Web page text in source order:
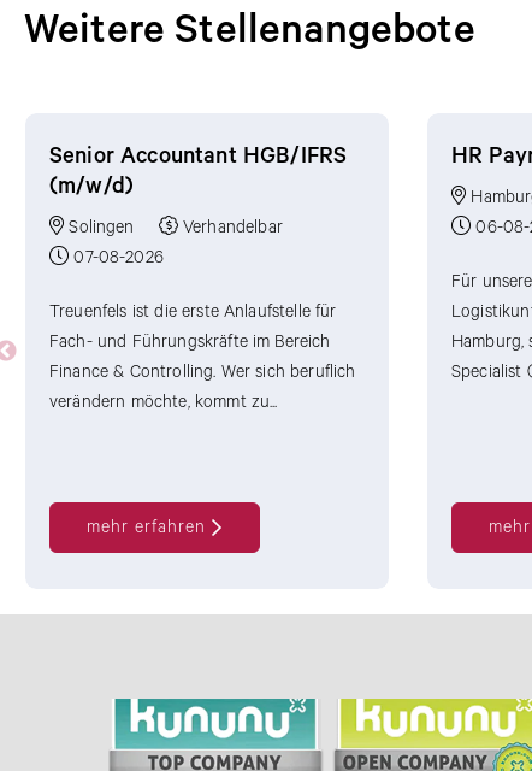
Weitere Stellenangebote
Senior Accountant HGB/IFRS
(m/w/d)
Solingen
Verhandelbar
07-08-2026
Treuenfels ist die erste Anlaufstelle für
Fach- und Führungskräfte im Bereich
Finance & Controlling. Wer sich beruflich
verändern möchte, kommt zu...
mehr erfahren
HR
06-08-
Für
Hamburg,
Specialist